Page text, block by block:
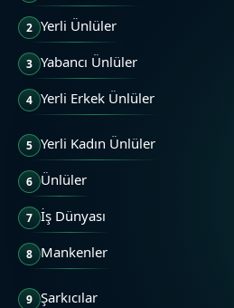
2 Yerli Ünlüler
3 Yabancı Ünlüler
4 Yerli Erkek Ünlüler
5 Yerli Kadın Ünlüler
6 Ünlüler
7 İş Dünyası
8 Mankenler
9 Şarkıcılar